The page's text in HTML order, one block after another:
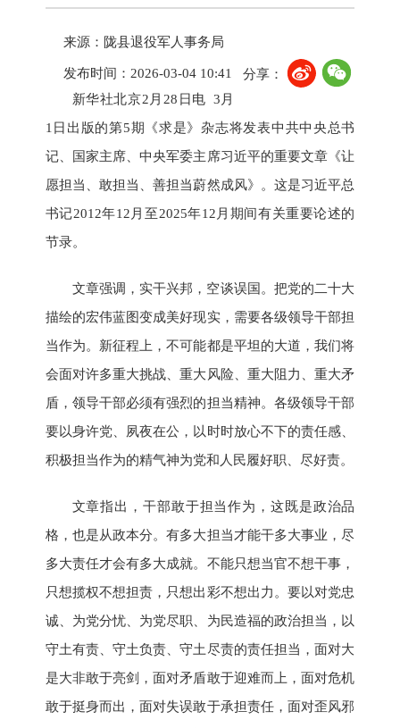
来源：陇县退役军人事务局
发布时间：2026-03-04 10:41
分享：
新华社北京2月28日电 3月
1日出版的第5期《求是》杂志将发表中共中央总书
记、国家主席、中央军委主席习近平的重要文章《让
愿担当、敢担当、善担当蔚然成风》。这是习近平总
书记2012年12月至2025年12月期间有关重要论述的
节录。
文章强调，实干兴邦，空谈误国。把党的二十大
描绘的宏伟蓝图变成美好现实，需要各级领导干部担
当作为。新征程上，不可能都是平坦的大道，我们将
会面对许多重大挑战、重大风险、重大阻力、重大矛
盾，领导干部必须有强烈的担当精神。各级领导干部
要以身许党、夙夜在公，以时时放心不下的责任感、
积极担当作为的精气神为党和人民履好职、尽好责。
文章指出，干部敢于担当作为，这既是政治品
格，也是从政本分。有多大担当才能干多大事业，尽
多大责任才会有多大成就。不能只想当官不想干事，
只想揽权不想担责，只想出彩不想出力。要以对党忠
诚、为党分忧、为党尽职、为民造福的政治担当，以
守土有责、守土负责、守土尽责的责任担当，面对大
是大非敢于亮剑，面对矛盾敢于迎难而上，面对危机
敢于挺身而出，面对失误敢于承担责任，面对歪风邪